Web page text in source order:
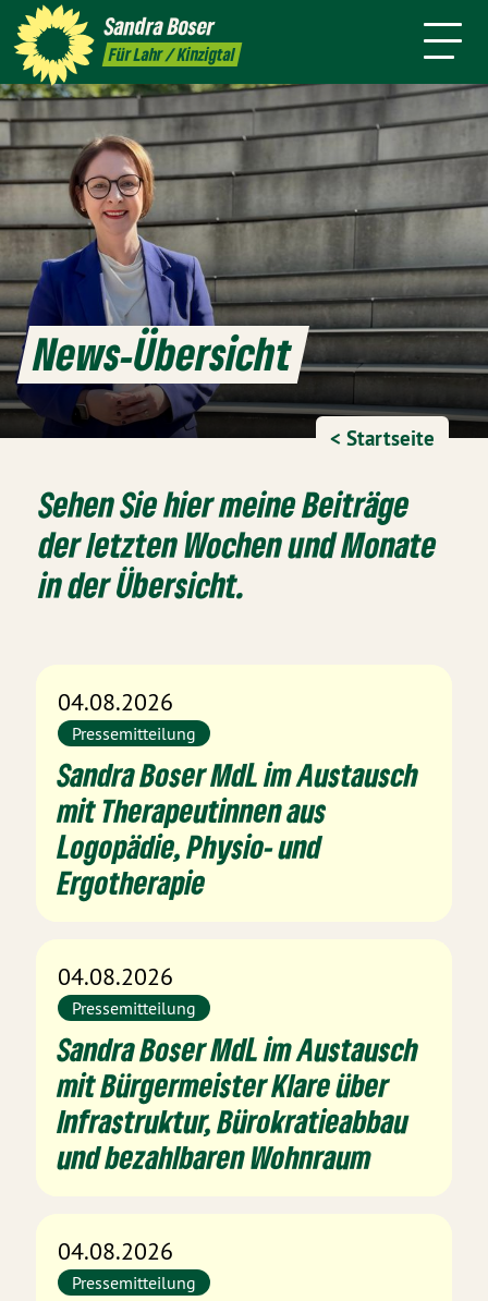
SandraBoser
Für Lahr / Kinzigtal
Presse Kontakt Termine
mich
News-Übersicht
< Startseite
Sehen Sie hier meine Beiträge
der letzten Wochen und Monate
in der Übersicht.
04.08.2026
Pressemitteilung
Sandra Boser MdL im Austausch
mit Therapeutinnen aus
Logopädie, Physio- und
Ergotherapie
04.08.2026
Pressemitteilung
Sandra Boser MdL im Austausch
mit Bürgermeister Klare über
Infrastruktur, Bürokratieabbau
und bezahlbaren Wohnraum
04.08.2026
Pressemitteilung